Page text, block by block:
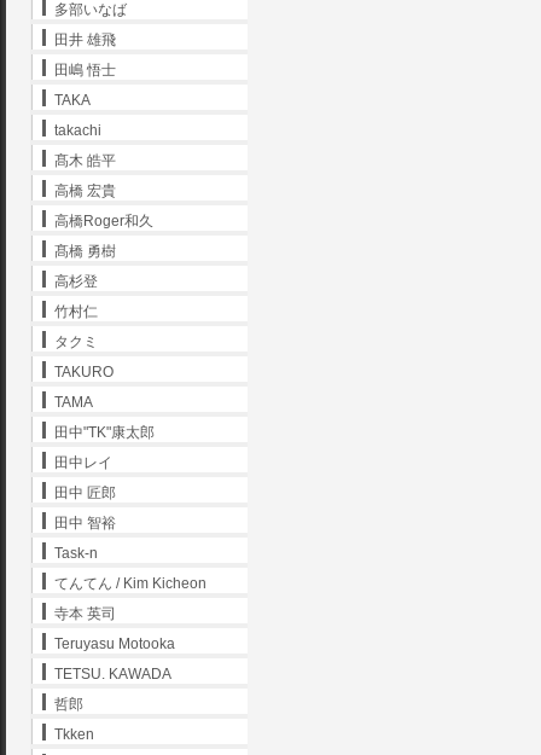
多部いなば
田井 雄飛
田嶋 悟士
TAKA
takachi
髙木 皓平
高橋 宏貴
高橋Roger和久
髙橋 勇樹
高杉登
竹村仁
タクミ
TAKURO
TAMA
田中"TK"康太郎
田中レイ
田中 匠郎
田中 智裕
Task-n
てんてん / Kim Kicheon
寺本 英司
Teruyasu Motooka
TETSU. KAWADA
哲郎
Tkken